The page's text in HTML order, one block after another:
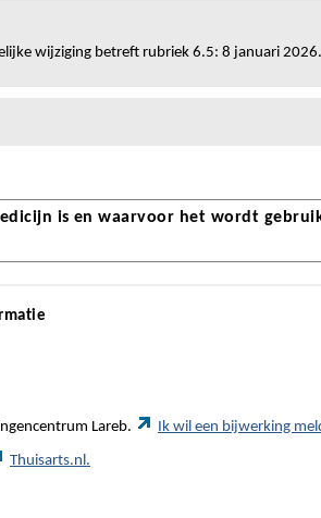
wijziging betreft rubriek 6.5: 8 januari 2026.
is en waarvoor het wordt
Lareb. Ik wil een bijwerking
Thuisarts.nl.